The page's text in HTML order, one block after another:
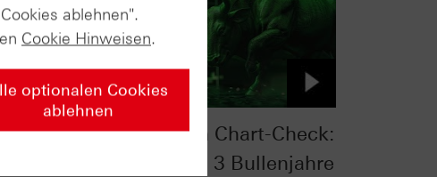
S&P 500® im Chart-Check:
Hemmschuh 3 Bullenjahre
ablehnen".
Cookie Hinweisen.
optionalen Cookies
ablehnen